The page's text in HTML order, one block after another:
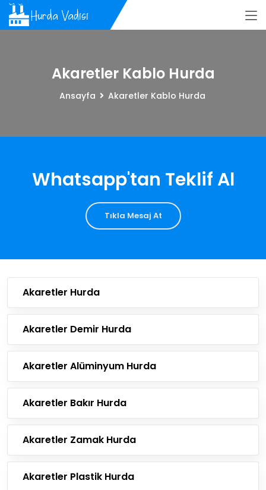
Akaretler Kablo Hurda
Ansayfa Akaretler Kablo Hurda
Whatsapp'tan Teklif Al
Tıkla Mesaj At
Akaretler Hurda
Akaretler Demir Hurda
Akaretler Alüminyum Hurda
Akaretler Bakır Hurda
Akaretler Zamak Hurda
Akaretler Plastik Hurda